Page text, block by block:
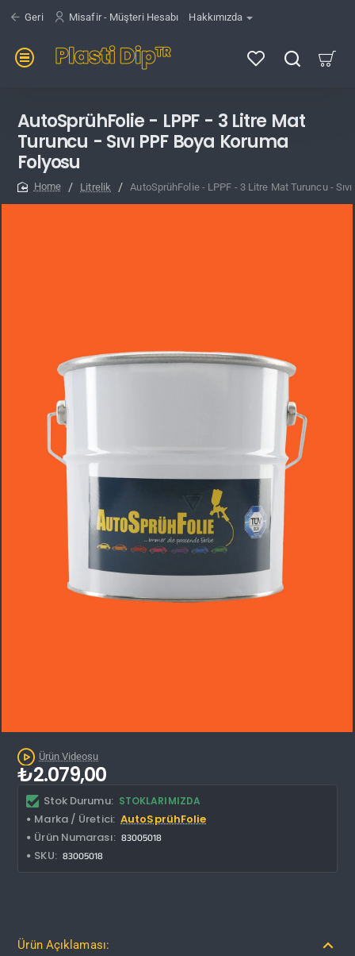
Geri Misafir - Müşteri Hesabı Hakkımızda
AutoSprühFolie - LPPF - 3 Litre Mat
Turuncu - Sıvı PPF Boya Koruma
Folyosu
Litrelik AutoSprühFolie - LPPF - 3 Litre Mat Turuncu -
Ürün Videosu
Stok Durumu: STOKLARIMIZDA
Marka / Üretici: AutoSprühFolie
Ürün Numarası: 83005018
SKU: 83005018
₺2.079,00
Ürün Açıklaması: